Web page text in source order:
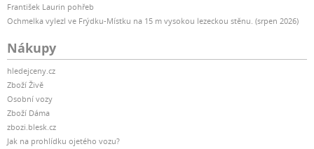
František Laurin pohřeb
Ochmelka vylezl ve Frýdku-Místku na 15 m vysokou lezeckou stěnu. (srpen 2026)
Nákupy
hledejceny.cz
Zboží Živě
Osobní vozy
Zboží Dáma
zbozi.blesk.cz
Jak na prohlídku ojetého vozu?